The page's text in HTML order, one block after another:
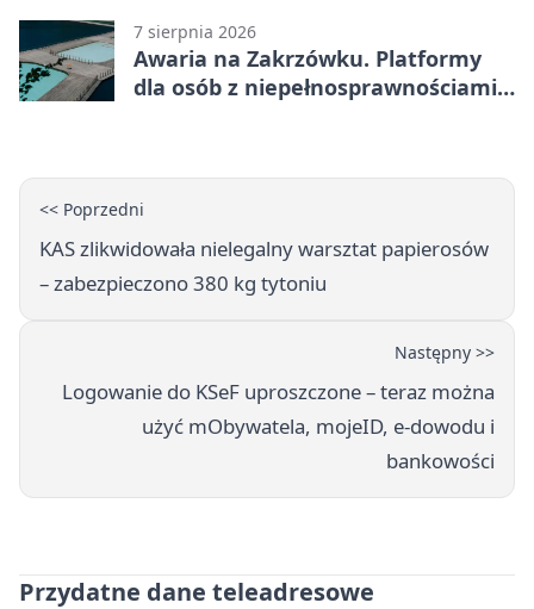
7 sierpnia 2026
Awaria na Zakrzówku. Platformy
dla osób z niepełnosprawnościami
<< Poprzedni
KAS zlikwidowała nielegalny warsztat papierosów
– zabezpieczono 380 kg tytoniu
Następny >>
Logowanie do KSeF uproszczone – teraz można
użyć mObywatela, mojeID, e-dowodu i
bankowości
Przydatne dane teleadresowe